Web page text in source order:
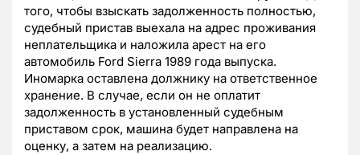
того, чтобы взыскать задолженность полностью,
судебный пристав выехала на адрес проживания
неплательщика и наложила арест на его
автомобиль Ford Sierra 1989 года выпуска.
Иномарка оставлена должнику на ответственное
хранение. В случае, если он не оплатит
задолженность в установленный судебным
приставом срок, машина будет направлена на
оценку, а затем на реализацию.